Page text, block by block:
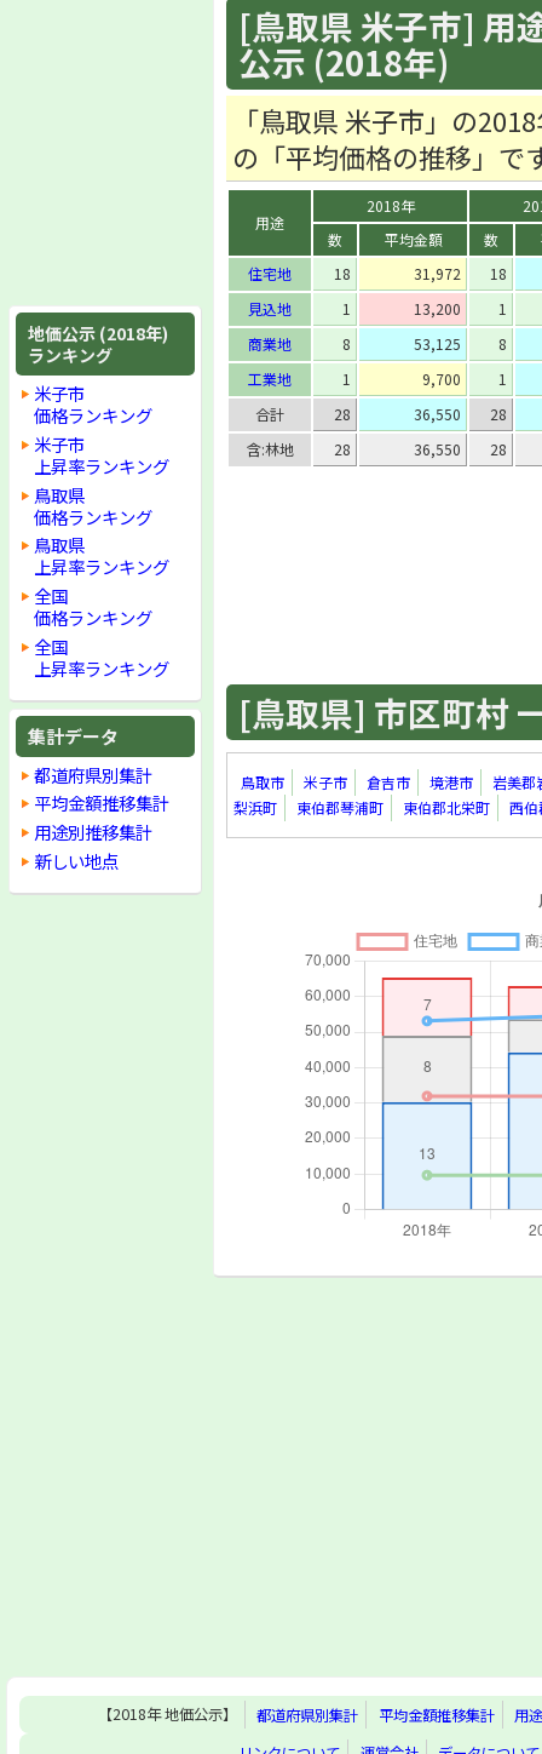
地価公示 (2018年)
ランキング
米子市
価格ランキング
米子市
上昇率ランキング
鳥取県
価格ランキング
鳥取県
上昇率ランキング
全国
価格ランキング
全国
上昇率ランキング
集計データ
都道府県別集計
平均金額推移集計
用途別推移集計
新しい地点
[鳥取県 米子市] 用
公示 (2018年)
「鳥取県 米子市」の
の「平均価格の推移」で
用途
2018年
数
平均金額 数
住宅地
18 31,972
18
見込地
1 13,200
1
商業地
8 53,125
8
工業地
1 9,700
1
合計
28 36,550
28
含:林地
28 36,550 28
[鳥取県] 市区町村
鳥取市 米子市 倉吉市 境港市
岩美郡
梨浜町
東伯郡琴浦町 東伯郡北栄町 西伯
【2018年 地価公示】 都道府県別集計 平均金額推移集計
用